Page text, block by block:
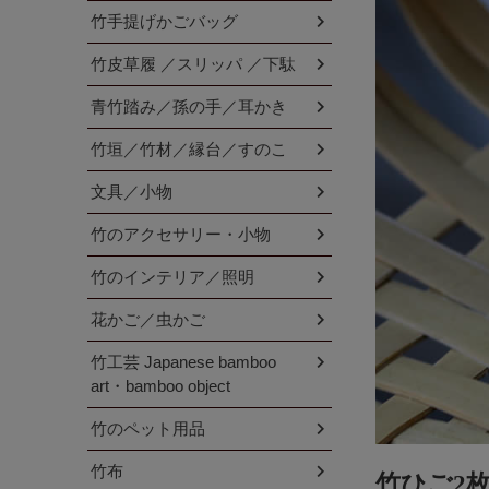
竹手提げかごバッグ
竹皮草履 ／スリッパ ／下駄
青竹踏み／孫の手／耳かき
竹垣／竹材／縁台／すのこ
文具／小物
竹のアクセサリー・小物
竹のインテリア／照明
花かご／虫かご
竹工芸 Japanese bamboo
art・bamboo object
竹のペット用品
竹布